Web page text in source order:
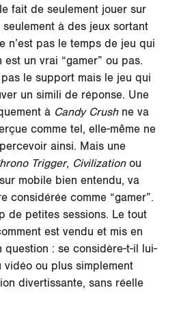
fait de seulement jouer sur
à des jeux sortant
n’est pas le temps de jeu qui
un vrai “gamer” ou pas.
pas le support mais le jeu qui
un simili de réponse. Une
à Candy Crushne va
comme tel, elle-même ne
ainsi. Mais une
Trigger, Civilizationou
mobile bien entendu, va
considérée comme “gamer”.
de petites sessions. Le tout
est vendu et mis en
question : se considère-t-il lui-
vidéo ou plus simplement
divertissante, sans réelle